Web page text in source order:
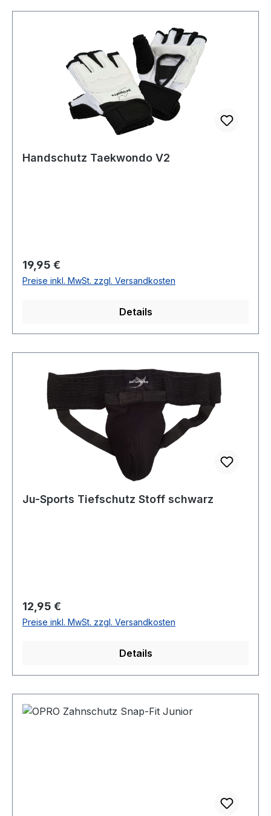
Handschutz Taekwondo V2
Regulärer Preis:
19,95 €
Preise inkl. MwSt. zzgl. Versandkosten
Details
Ju-Sports Tiefschutz Stoff schwarz
Regulärer Preis:
12,95 €
Preise inkl. MwSt. zzgl. Versandkosten
Details